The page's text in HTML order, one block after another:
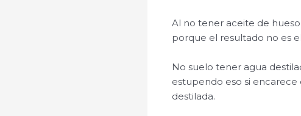
Al no tener aceite de
porque el resultado no es
No suelo tener agua
estupendo eso si encarece
destilada.